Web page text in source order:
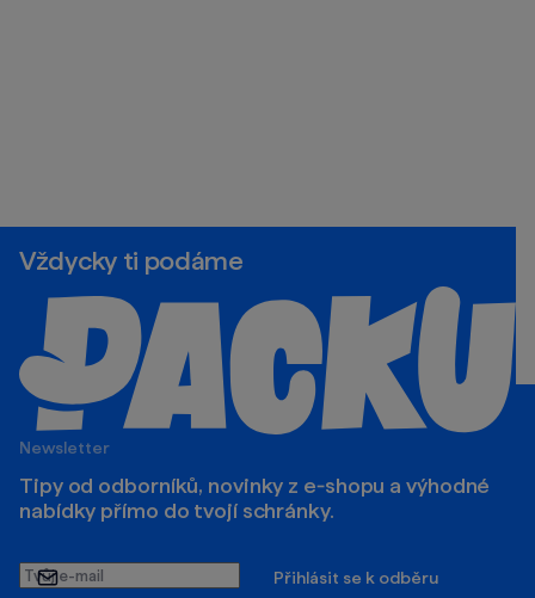
Vždycky ti podáme
Newsletter
Tipy od odborníků, novinky z e‑shopu a výhodné
nabídky přímo do tvojí schránky.
Tvůj
e-
Přihlásit se k odběru